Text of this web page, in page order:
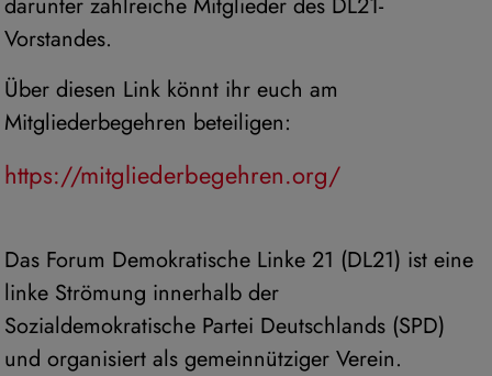
Vorstandes.
Über diesen Link könnt ihr euch am
Mitgliederbegehren beteiligen:
https://mitgliederbegehren.org/
Das Forum Demokratische Linke 21 (DL21) ist eine
linke Strömung innerhalb der
Sozialdemokratische Partei Deutschlands (SPD)
und organisiert als gemeinnütziger Verein.